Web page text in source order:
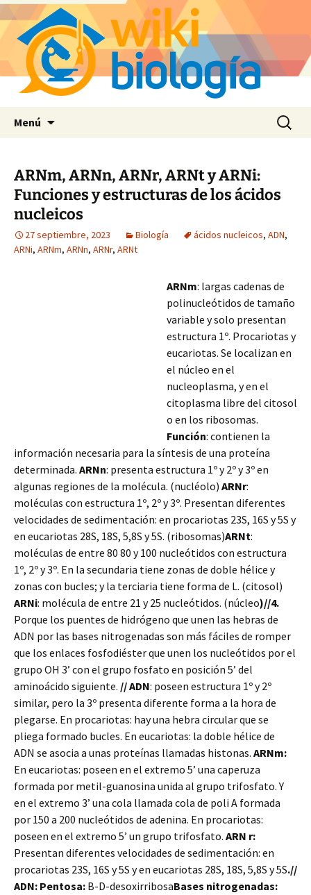
Menú Buscar:
ARNm, ARNn, ARNr, ARNt y ARNi:
Funciones y estructuras de los ácidos
nucleicos
27 septiembre, 2023 Biología ácidos nucleicos, ADN,
ARNi, ARNm, ARNn, ARNr, ARNt
ARNm: largas cadenas de
polinucleótidos de tamaño
variable y solo presentan
estructura 1º. Procariotas y
eucariotas. Se localizan en
el núcleo en el
nucleoplasma, y en el
citoplasma libre del citosol
o en los ribosomas.
Función: contienen la
información necesaria para la síntesis de una proteína
determinada. ARNn: presenta estructura 1º y 2º y 3º en
algunas regiones de la molécula. (nucléolo) ARNr:
moléculas con estructura 1º, 2º y 3º. Presentan diferentes
velocidades de sedimentación: en procariotas 23S, 16S y 5S y
en eucariotas 28S, 18S, 5,8S y 5S. (ribosomas)ARNt:
moléculas de entre 80 80 y 100 nucleótidos con estructura
1º, 2º y 3º. En la secundaria tiene zonas de doble hélice y
zonas con bucles; y la terciaria tiene forma de L. (citosol)
ARNi: molécula de entre 21 y 25 nucleótidos. (núcleo)//4.
Porque los puentes de hidrógeno que unen las hebras de
ADN por las bases nitrogenadas son más fáciles de romper
que los enlaces fosfodiéster que unen los nucleótidos por el
grupo OH 3’ con el grupo fosfato en posición 5’ del
aminoácido siguiente. //ADN: poseen estructura 1º y 2º
similar, pero la 3º presenta diferente forma a la hora de
plegarse. En procariotas: hay una hebra circular que se
pliega formado bucles. En eucariotas: la doble hélice de
ADN se asocia a unas proteínas llamadas histonas. ARNm:
En eucariotas: poseen en el extremo 5’ una caperuza
formada por metil-guanosina unida al grupo trifosfato. Y
en el extremo 3’ una cola llamada cola de poli A formada
por 150 a 200 nucleótidos de adenina. En procariotas:
poseen en el extremo 5’ un grupo trifosfato. ARN r:
Presentan diferentes velocidades de sedimentación: en
procariotas 23S, 16S y 5S y en eucariotas 28S, 18S, 5,8S y 5S.//
ADN: Pentosa: B-D-desoxirribosaBases nitrogenadas: